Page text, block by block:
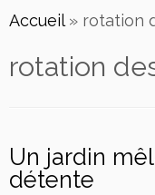
auAccueil » rotation
rotation
Un jardin
détente